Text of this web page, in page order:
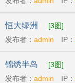
04-23
恒大绿洲
[3图]
发布者： admin IP：
锦绣半岛
[3图]
发布者： admin IP：